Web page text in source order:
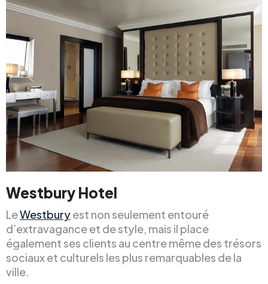
Westbury Hotel
LeWestburyest non seulement entouré
d’extravagance et de style, mais il place
également ses clients au centre même des trésors
sociaux et culturels les plus remarquables de la
ville.